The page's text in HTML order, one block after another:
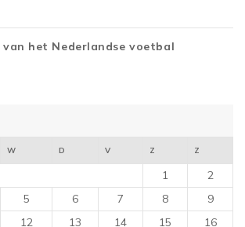
van het Nederlandse voetbal
W D V Z Z
1
2
5 6 7 8
9
12 13 14 15 16